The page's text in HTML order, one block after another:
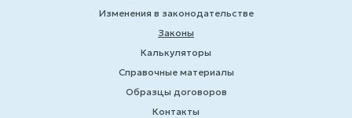
Изменения в законодательстве
Законы
Калькуляторы
Справочные материалы
Образцы договоров
Контакты